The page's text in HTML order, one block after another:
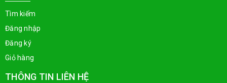
Tìm kiếm
Đăng nhập
Đăng ký
Giỏ hàng
THÔNG TIN LIÊN HỆ